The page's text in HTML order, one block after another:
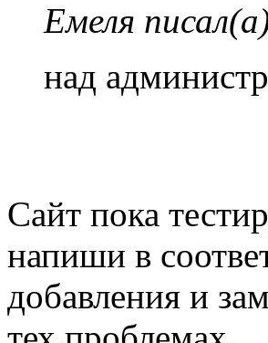
Емеля
над
Сайт пока
напиши в
добавления и